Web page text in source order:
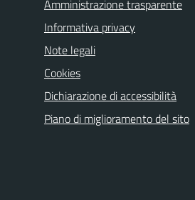
Amministrazione trasparente
Informativa privacy
Note legali
Cookies
Dichiarazione di accessibilità
Piano di miglioramento del sito